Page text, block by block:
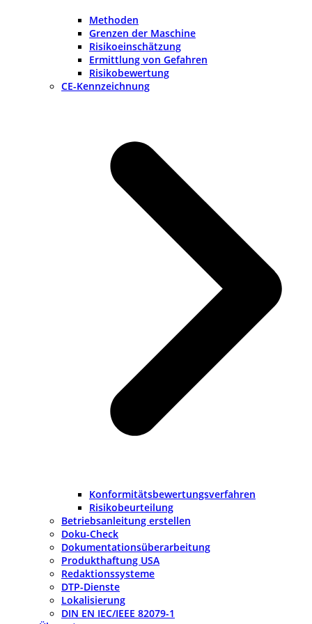
Methoden
Grenzen der Maschine
Risikoeinschätzung
Ermittlung von Gefahren
Risikobewertung
CE-Kennzeichnung
Konformitätsbewertungsverfahren
Risikobeurteilung
Betriebsanleitung erstellen
Doku-Check
Dokumentationsüberarbeitung
Produkthaftung USA
Redaktionssysteme
DTP-Dienste
Lokalisierung
DIN EN IEC/IEEE 82079-1